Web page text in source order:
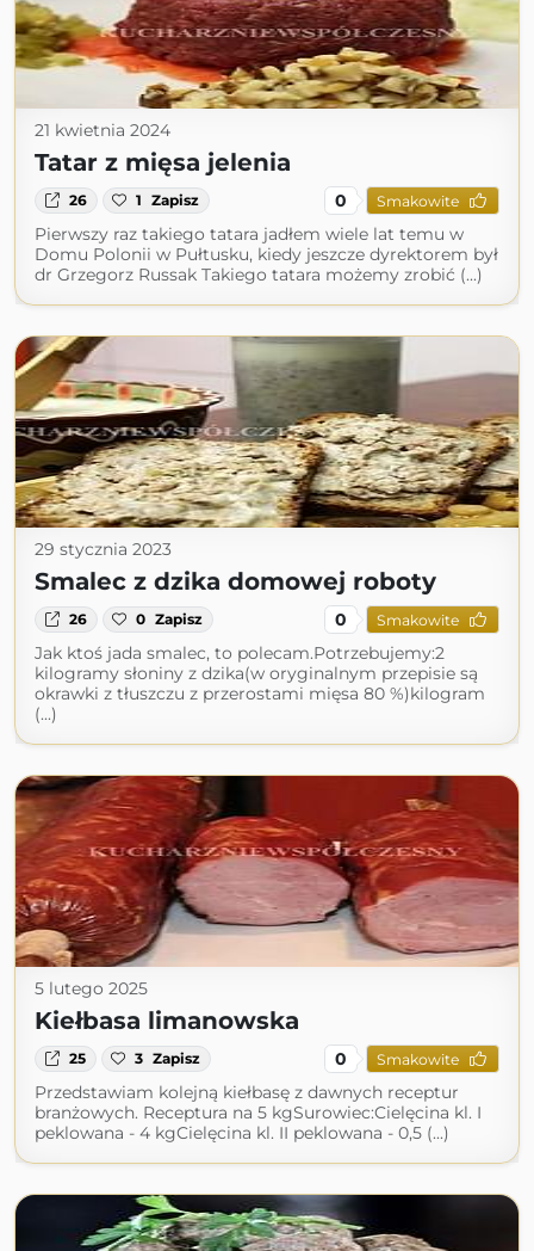
21 kwietnia 2024
Tatar z mięsa jelenia
26 1 Zapisz 0 Smakowite
Pierwszy raz takiego tatara jadłem wiele lat temu w
Domu Polonii w Pułtusku, kiedy jeszcze dyrektorem był
dr Grzegorz Russak Takiego tatara możemy zrobić (...)
29 stycznia 2023
Smalec z dzika domowej roboty
26 0 Zapisz 0 Smakowite
Jak ktoś jada smalec, to polecam.Potrzebujemy:2
kilogramy słoniny z dzika(w oryginalnym przepisie są
okrawki z tłuszczu z przerostami mięsa 80 %)kilogram
(...)
5 lutego 2025
Kiełbasa limanowska
25 3 Zapisz 0 Smakowite
Przedstawiam kolejną kiełbasę z dawnych receptur
branżowych. Receptura na 5 kgSurowiec:Cielęcina kl. I
peklowana - 4 kgCielęcina kl. II peklowana - 0,5 (...)